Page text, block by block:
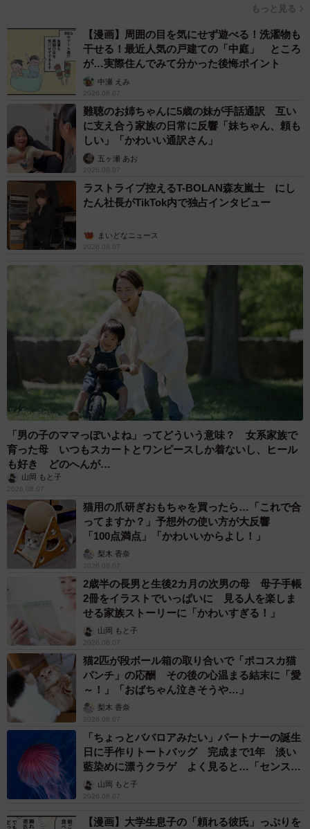
もっと見る
【漫画】周囲の目を気にせず遊べる！洗濯物も
干せる！最近人気の戸建ての「中庭」 ところ
が…実際住んでみて分かった後悔ポイント
中瀬 えみ
2026.08.07
難聴のお姉ちゃんに5歳の妹が手話通訳 互い
に支え合う家族の日常に反響「妹ちゃん、頼も
しい」「かわいい通訳さん」
五ヶ瀬 あお
2026.08.07
ラストライブ控えるT-BOLAN森友嵐士 にし
たん社長がTikTok内で独占インタビュー
まいどなニュース
2026.08.07
「男の子のママっぽいよね」ってどういう意味？ 女系家族で
育った母 いつもスカートとワンピースしか着ないし、ヒール
も好き どのへんが…
山岡 もと子
2026.08.07
猫用の爪研ぎおもちゃを買ったら…「これで合
ってますか？」予想外の使い方が大反響
「100点満点」「かわいいからよし！」
梨木 香奈
2026.08.07
2歳半の長男と生後2カ月の次男の母 母子手帳
2冊をイラストでいっぱいに 見る人を楽しま
せる家族ストーリーに「かわいすぎる！」
山岡 もと子
2026.08.07
猫2匹が段ボール箱の取り合いで「ポコスカ猫
パンチ」の応酬 その後の心温まる結末に「愛
～！」「おばちゃん泣きそうや…」
梨木 香奈
2026.08.07
「ちょっとババロアみたい」パートナーの誕生
日に手作りトートバッグ 完成まで1年 淡い
藍染めに漂うクラゲ よく見ると…「センスす
ごい」山岡 もと子
2026.08.07
【漫画】大学生息子の「頼れる彼氏」っぷりを